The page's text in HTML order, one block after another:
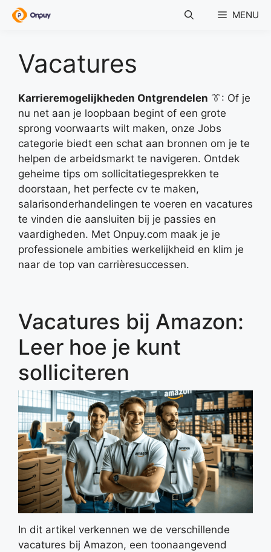
Skip
MENU
Vacatures
Karrieremogelijkheden Ontgrendelen 👔: Of je
nu net aan je loopbaan begint of een grote
sprong voorwaarts wilt maken, onze Jobs
categorie biedt een schat aan bronnen om je te
helpen de arbeidsmarkt te navigeren. Ontdek
geheime tips om sollicitatiegesprekken te
doorstaan, het perfecte cv te maken,
salarisonderhandelingen te voeren en vacatures
te vinden die aansluiten bij je passies en
vaardigheden. Met Onpuy.com maak je je
professionele ambities werkelijkheid en klim je
naar de top van carrièresuccessen.
Vacatures bij Amazon:
Leer hoe je kunt
solliciteren
In dit artikel verkennen we de verschillende
vacatures bij Amazon, een toonaangevend